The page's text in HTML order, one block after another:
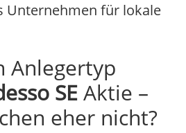
Unternehmen für lokale
Anlegertyp
SEAktie –
eher nicht?